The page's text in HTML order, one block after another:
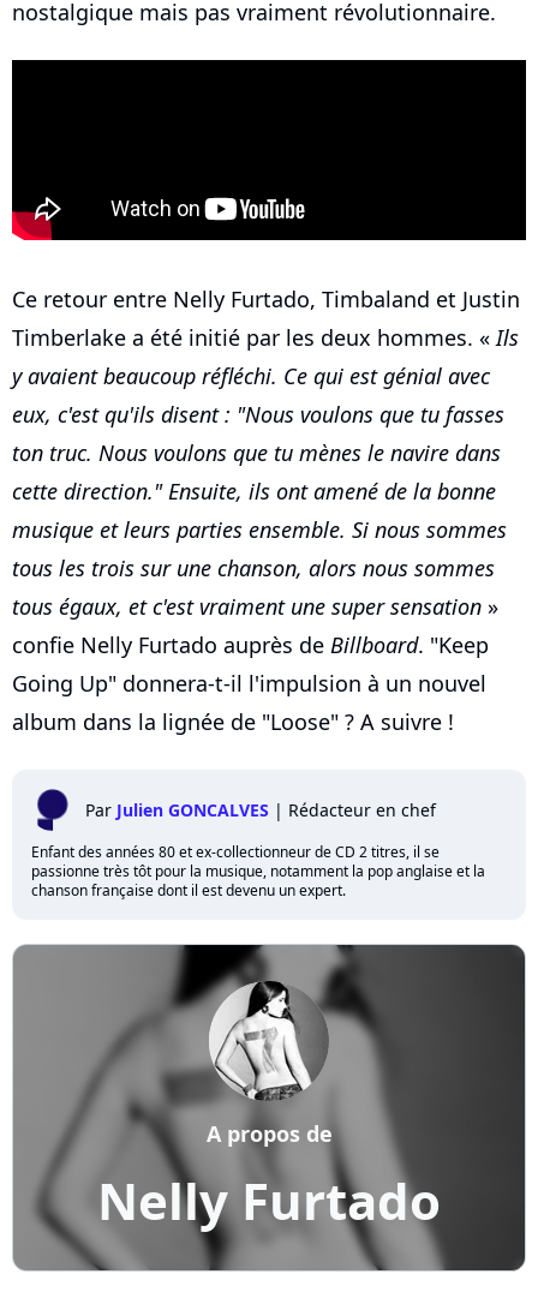
nostalgique mais pas vraiment révolutionnaire.
Ce retour entre Nelly Furtado, Timbaland et Justin
Timberlake a été initié par les deux hommes. «Ils
y avaient beaucoup réfléchi. Ce qui est génial avec
eux, c'est qu'ils disent : "Nous voulons que tu fasses
ton truc. Nous voulons que tu mènes le navire dans
cette direction." Ensuite, ils ont amené de la bonne
musique et leurs parties ensemble. Si nous sommes
tous les trois sur une chanson, alors nous sommes
tous égaux, et c'est vraiment une super sensation »
confie Nelly Furtado auprès de Billboard. "Keep
Going Up" donnera-t-il l'impulsion à un nouvel
album dans la lignée de "Loose" ? A suivre !
Par Julien GONCALVES | Rédacteur en chef
Enfant des années 80 et ex-collectionneur de CD 2 titres, il se
passionne très tôt pour la musique, notamment la pop anglaise et la
chanson française dont il est devenu un expert.
Nelly Furtado
A propos de